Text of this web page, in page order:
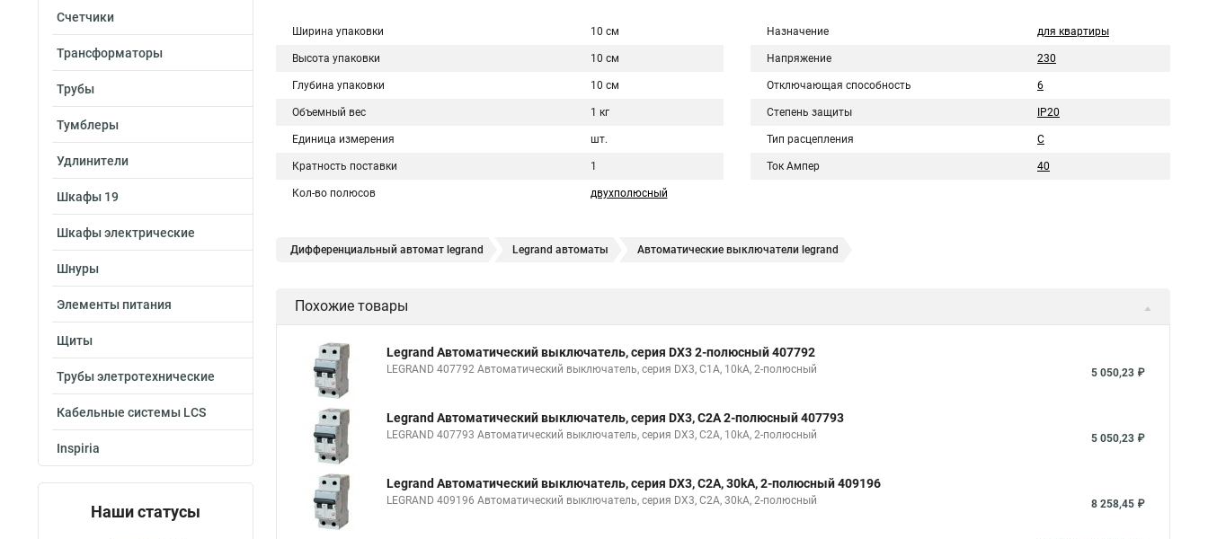
Счетчики
Трансформаторы
Трубы
Тумблеры
Удлинители
Шкафы 19
Шкафы электрические
Шнуры
Элементы питания
Щиты
Трубы элетротехнические
Кабельные системы LCS
Inspiria
Наши статусы
Ширина упаковки 10 см
Высота упаковки 10 см
Глубина упаковки 10 см
Объемный вес 1 кг
Единица измерения шт.
Кратность поставки 1
Кол-во полюсов двухполюсный
Назначение для квартиры
Напряжение 230
Отключающая способность 6
Степень защиты IP20
Тип расцепления C
Ток Ампер 40
Дифференциальный автомат legrand Legrand автоматы Автоматические выключатели legrand
Похожие товары
Legrand Автоматический выключатель, серия DX3 2-полюсный 407792
LEGRAND 407792 Автоматический выключатель, серия DX3, С1A, 10kA, 2-полюсный 5 050,23 ₽
Legrand Автоматический выключатель, серия DX3, С2A 2-полюсный 407793
LEGRAND 407793 Автоматический выключатель, серия DX3, С2A, 10kA, 2-полюсный 5 050,23 ₽
Legrand Автоматический выключатель, серия DX3, С2A, 30kA, 2-полюсный 409196
LEGRAND 409196 Автоматический выключатель, серия DX3, С2A, 30kA, 2-полюсный 8 258,45 ₽